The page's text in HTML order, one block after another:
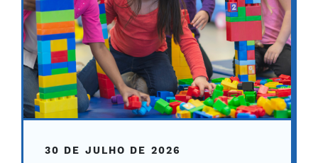
30 DE JULHO DE 2026